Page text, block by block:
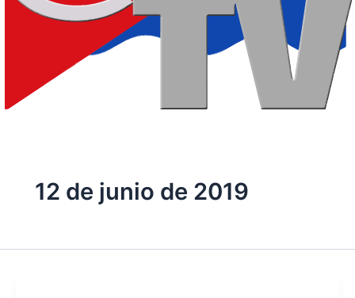
12 de junio de 2019